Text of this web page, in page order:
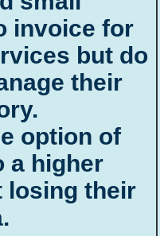
invoice for
but do
their
option of
a higher
losing their